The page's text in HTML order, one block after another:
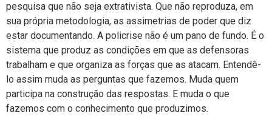
pesquisa que não seja extrativista. Que não reproduza, em
sua própria metodologia, as assimetrias de poder que diz
estar documentando. A policrise não é um pano de fundo. É o
sistema que produz as condições em que as defensoras
trabalham e que organiza as forças que as atacam. Entendê-
lo assim muda as perguntas que fazemos. Muda quem
participa na construção das respostas. E muda o que
fazemos com o conhecimento que produzimos.